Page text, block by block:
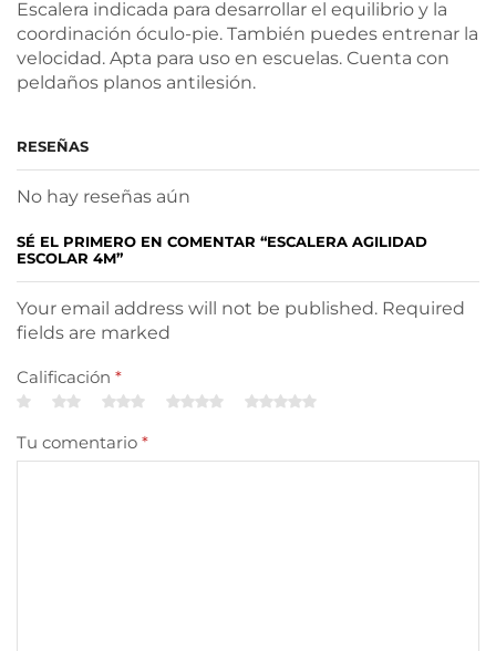
Escalera indicada para desarrollar el equilibrio y la
coordinación óculo-pie. También puedes entrenar la
velocidad. Apta para uso en escuelas. Cuenta con
peldaños planos antilesión.
RESEÑAS
No hay reseñas aún
SÉ EL PRIMERO EN COMENTAR “ESCALERA AGILIDAD
ESCOLAR 4M”
Your email address will not be published. Required
fields are marked
Calificación *
Tu comentario *